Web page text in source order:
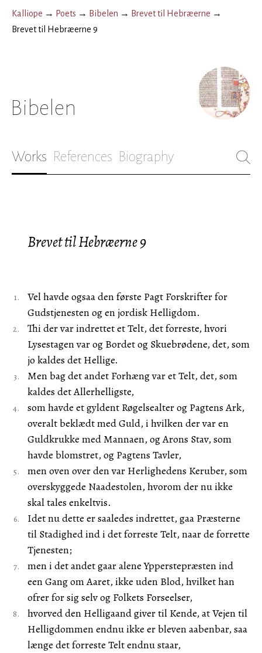
Kalliope → Poets → Bibelen → Brevet til Hebræerne →
Brevet til Hebræerne 9
Bibelen
Works References Biography
Brevet til Hebræerne 9
Vel havde ogsaa den første Pagt Forskrifter for
Gudstjenesten og en jordisk Helligdom.
Thi der var indrettet et Telt, det forreste, hvori
Lysestagen var og Bordet og Skuebrødene, det, som
jo kaldes det Hellige.
Men bag det andet Forhæng var et Telt, det, som
kaldes det Allerhelligste,
som havde et gyldent Røgelsealter og Pagtens Ark,
overalt beklædt med Guld, i hvilken der var en
Guldkrukke med Mannaen, og Arons Stav, som
havde blomstret, og Pagtens Tavler,
men oven over den var Herlighedens Keruber, som
overskyggede Naadestolen, hvorom der nu ikke
skal tales enkeltvis.
Idet nu dette er saaledes indrettet, gaa Præsterne
til Stadighed ind i det forreste Telt, naar de forrette
Tjenesten;
men i det andet gaar alene Ypperstepræsten ind
een Gang om Aaret, ikke uden Blod, hvilket han
ofrer for sig selv og Folkets Forseelser,
hvorved den Helligaand giver til Kende, at Vejen til
Helligdommen endnu ikke er bleven aabenbar, saa
længe det forreste Telt endnu staar,